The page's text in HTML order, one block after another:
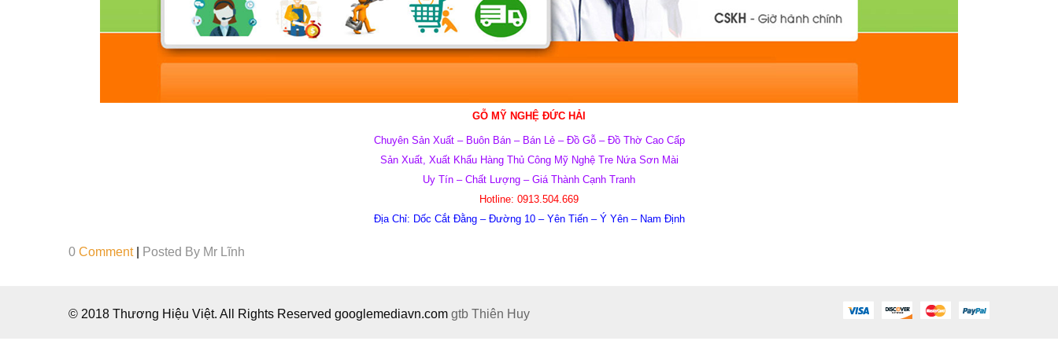
GỖ MỸ NGHỆ ĐỨC HẢI
Chuyên Sản Xuất – Buôn Bán – Bán Lẻ – Đồ Gỗ – Đồ Thờ Cao Cấp
Sản Xuất, Xuất Khẩu Hàng Thủ Công Mỹ Nghệ Tre Nứa Sơn Mài
Uy Tín – Chất Lượng – GiáThành Cạnh Tranh
Hotline: 0913.504.669
Địa Chỉ: Dốc Cắt Đằng – Đường 10 – Yên Tiến – Ý Yên – Nam Định
0 Comment Posted By Mr Lĩnh
© 2018 Thương Hiệu Việt. All Rights Reserved googlemediavn.com gtb Thiên Huy